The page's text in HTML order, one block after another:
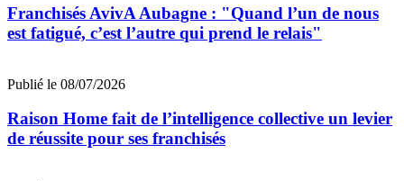
Franchisés AvivA Aubagne : "Quand l’un de nous
est fatigué, c’est l’autre qui prend le relais"
Publié le 08/07/2026
Raison Home fait de l’intelligence collective un levier
de réussite pour ses franchisés